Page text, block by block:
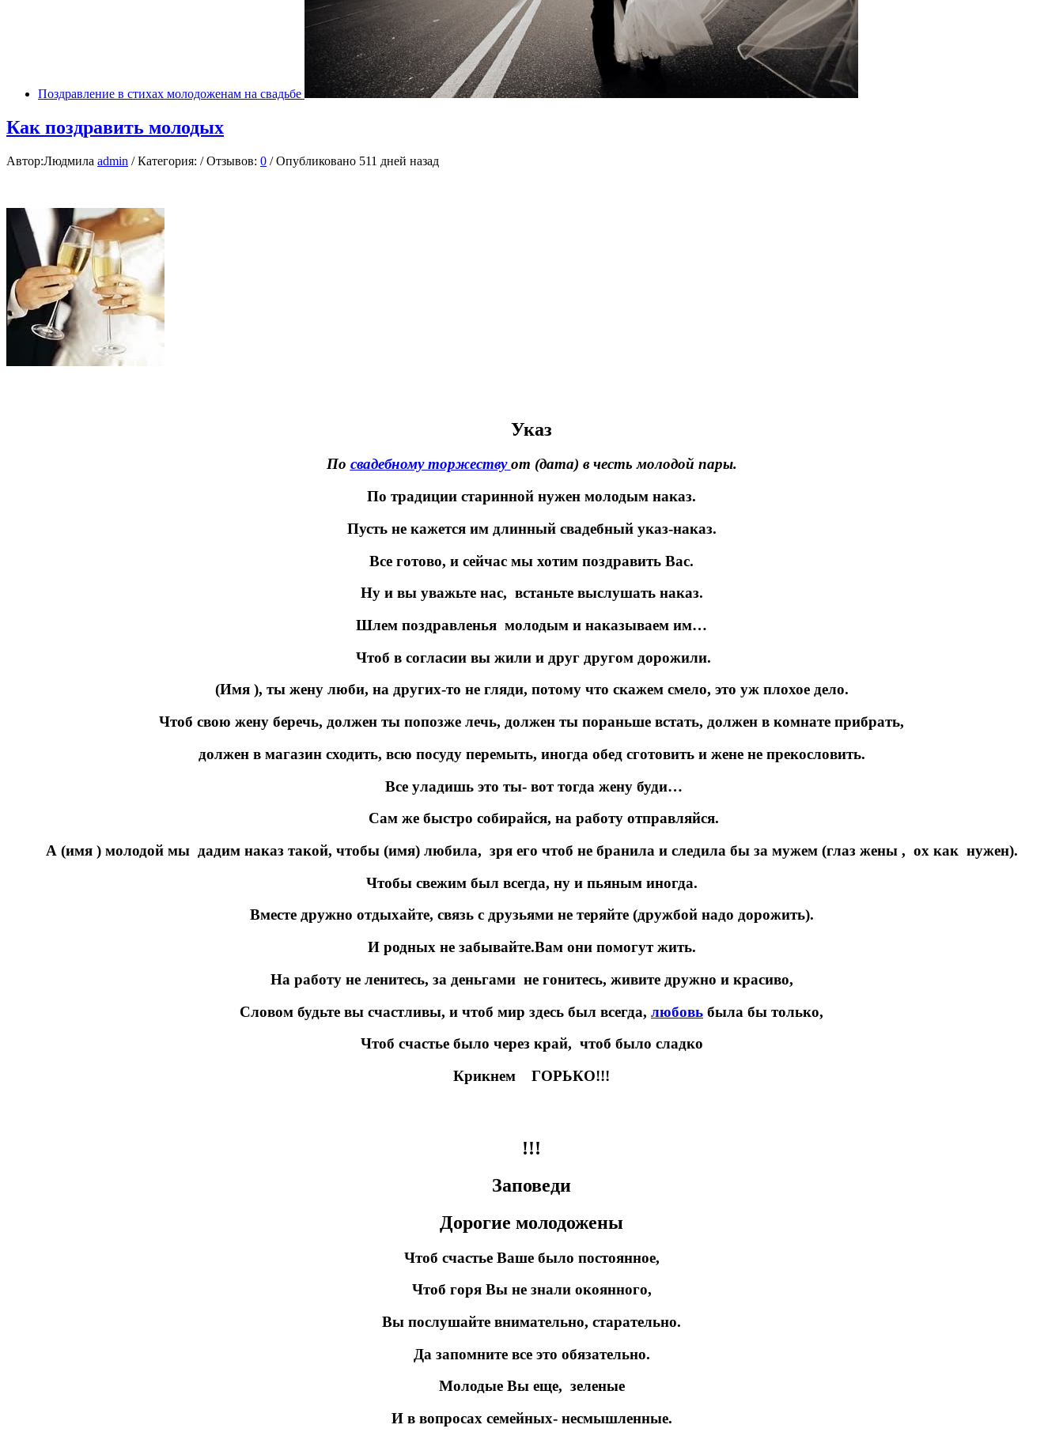
Поздравление в стихах молодоженам на свадьбе
Как поздравить молодых
Автор:Людмила admin / Категория: / Отзывов: 0 / Опубликовано 511 дней назад
Указ
По свадебному торжеству от (дата) в честь молодой пары.
По традиции старинной нужен молодым наказ.
Пусть не кажется им длинный свадебный указ-наказ.
Все готово, и сейчас мы хотим поздравить Вас.
Ну и вы уважьте нас, встаньте выслушать наказ.
Шлем поздравленья молодым и наказываем им…
Чтоб в согласии вы жили и друг другом дорожили.
(Имя ), ты жену люби, на других-то не гляди, потому что скажем смело, это уж плохое дело.
Чтоб свою жену беречь, должен ты попозже лечь, должен ты пораньше встать, должен в комнате прибрать,
должен в магазин сходить, всю посуду перемыть, иногда обед сготовить и жене не прекословить.
Все уладишь это ты- вот тогда жену буди…
Сам же быстро собирайся, на работу отправляйся.
А (имя ) молодой мы дадим наказ такой, чтобы (имя) любила, зря его чтоб не бранила и следила бы за мужем (глаз жены , ох как нужен).
Чтобы свежим был всегда, ну и пьяным иногда.
Вместе дружно отдыхайте, связь с друзьями не теряйте (дружбой надо дорожить).
И родных не забывайте.Вам они помогут жить.
На работу не ленитесь, за деньгами не гонитесь, живите дружно и красиво,
Словом будьте вы счастливы, и чтоб мир здесь был всегда, любовь была бы только,
Чтоб счастье было через край, чтоб было сладко
Крикнем ГОРЬКО!!!
!!!
Заповеди
Дорогие молодожены
Чтоб счастье Ваше было постоянное,
Чтоб горя Вы не знали окоянного,
Вы послушайте внимательно, старательно.
Да запомните все это обязательно.
Молодые Вы еще, зеленые
И в вопросах семейных- несмышленные.